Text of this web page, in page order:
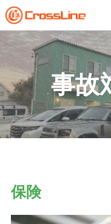
事故
保険